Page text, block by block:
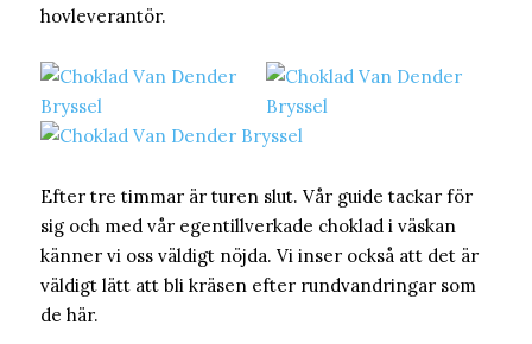
hovleverantör.
Efter tre timmar är turen slut. Vår guide tackar för
sig och med vår egentillverkade choklad i väskan
känner vi oss väldigt nöjda. Vi inser också att det är
väldigt lätt att bli kräsen efter rundvandringar som
de här.